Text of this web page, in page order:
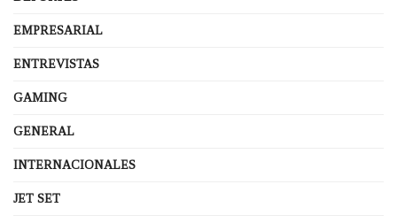
EMPRESARIAL
ENTREVISTAS
GAMING
GENERAL
INTERNACIONALES
JET SET